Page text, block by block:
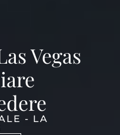
Vegas
- LA